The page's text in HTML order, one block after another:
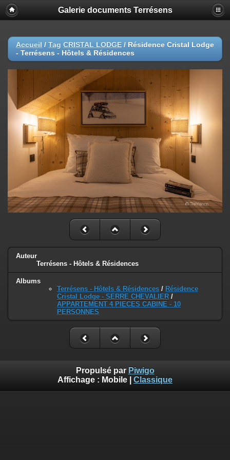
Galerie documents Terrésens
Accueil / Tag CRISTAL LODGE / Résidence Cristal Lodge
- Terrésens - Hôtels & Résidences
Auteur
Terrésens - Hôtels & Résidences
Albums
Terrésens - Hôtels & Résidences / Résidence
Cristal Lodge - SERRE CHEVALIER /
APPARTEMENT 4 PIECES CABINE - 10
PERSONNES
Propulsé par Piwigo
Affichage : Mobile Classique